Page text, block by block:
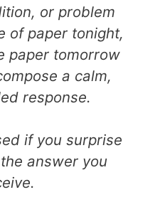
or problem
of paper tonight,
paper tomorrow
a calm,
response.
if you surprise
answer you